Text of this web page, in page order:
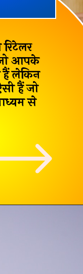
आपके
हैं लेकिन
हैं जो
से